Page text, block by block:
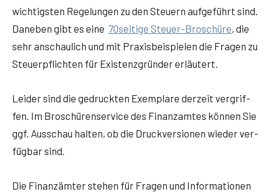
wich­tigs­ten Rege­lun­gen zu den Steu­ern auf­ge­führt sind.
Dane­ben gibt es eine 70seitige Steu­er-Bro­schü­re, die
sehr anschau­lich und mit Pra­xis­bei­spie­len die Fra­gen zu
Steu­er­pflich­ten für Exis­tenz­grün­der erläutert.
Lei­der sind die gedruck­ten Exem­pla­re der­zeit ver­grif­
fen. Im Bro­schü­ren­ser­vice des Finanz­am­tes kön­nen Sie
ggf. Aus­schau hal­ten, ob die Druck­ver­sio­nen wie­der ver­
füg­bar sind.
Die Finanz­äm­ter ste­hen für Fra­gen und Infor­ma­tio­nen